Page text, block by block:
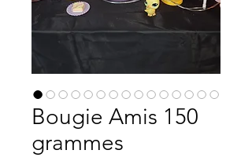
Bougie Amis 150
grammes